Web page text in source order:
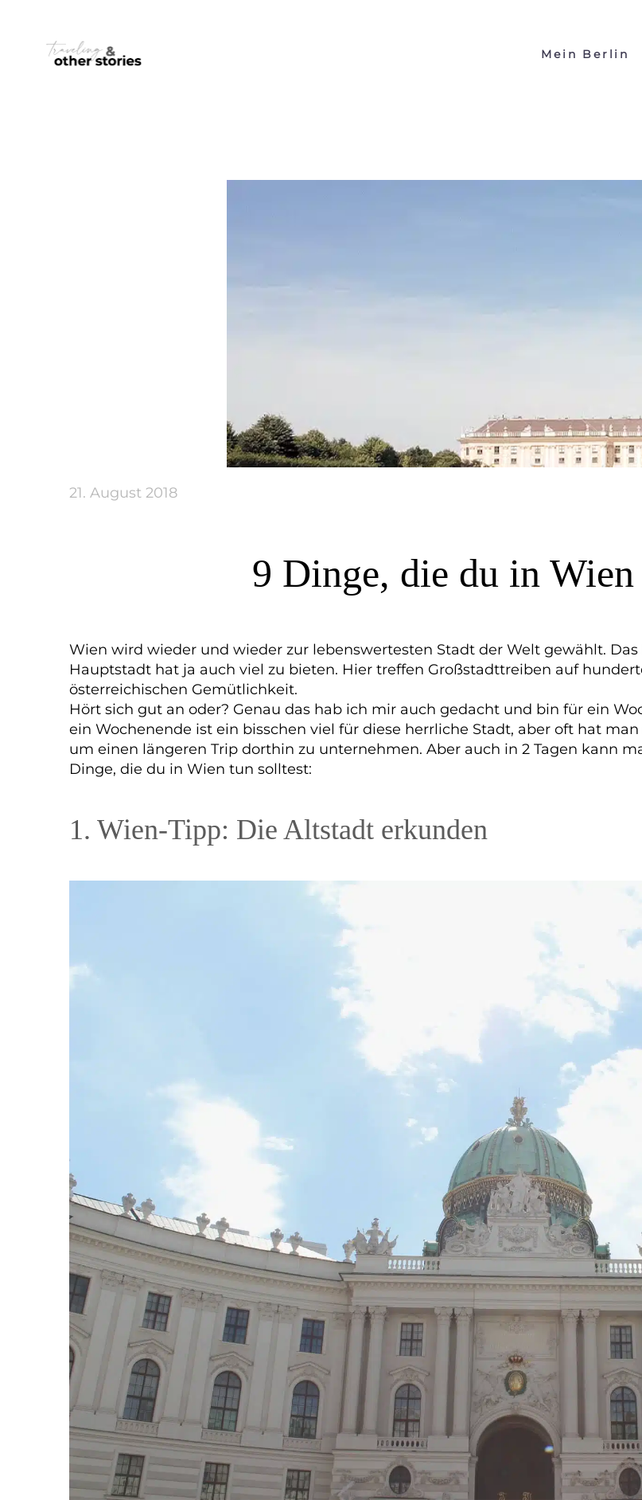
Mein Berlin
21. August 2018
9 Dinge, die du in
Wien wird wieder und wieder zur lebenswertesten Stadt der Welt gewählt.
Hauptstadt hat ja auch viel zu bieten. Hier treffen Großstadttreiben auf
österreichischen Gemütlichkeit.
Hört sich gut an oder? Genau das hab ich mir auch gedacht und bin für ein
ein Wochenende ist ein bisschen viel für diese herrliche Stadt, aber oft hat
um einen längeren Trip dorthin zu unternehmen. Aber auch in 2 Tagen kann
Dinge, die du in Wien tun solltest:
1. Wien-Tipp: Die Altstadt erkunden